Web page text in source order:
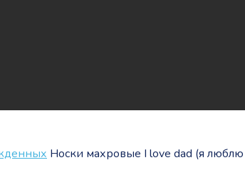
Носки махровые I love dad (я